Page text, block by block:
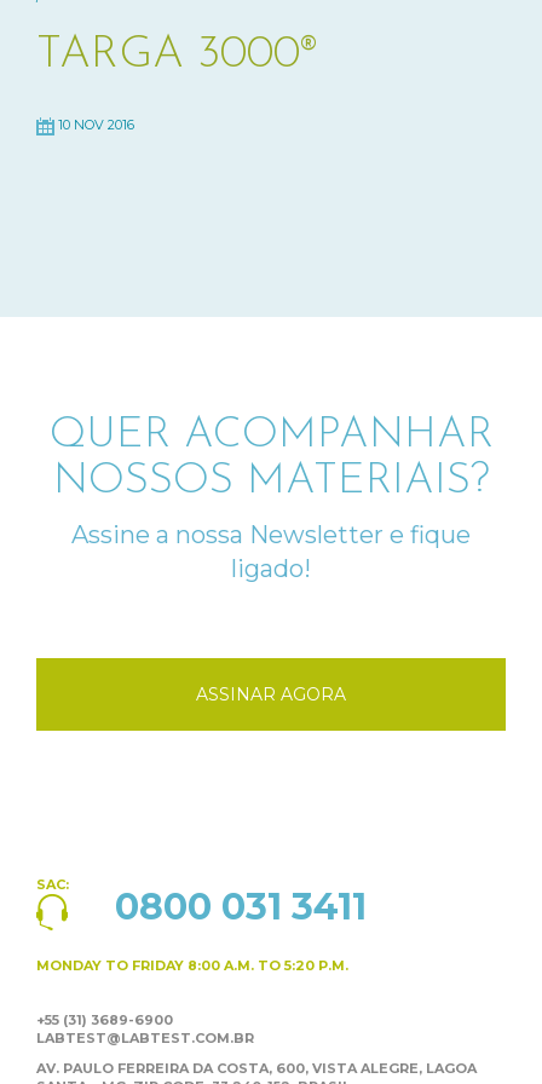
TARGA 3000®
10 NOV 2016
QUER ACOMPANHAR
NOSSOS MATERIAIS?
Assine a nossa Newsletter e fique
ligado!
ASSINAR AGORA
SAC: 0800 031 3411
MONDAY TO FRIDAY 8:00 A.M. TO 5:20 P.M.
+55 (31) 3689-6900
LABTEST@LABTEST.COM.BR
AV. PAULO FERREIRA DA COSTA, 600, VISTA ALEGRE, LAGOA